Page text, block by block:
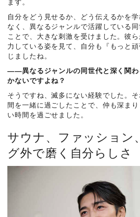
ます。
自分をどう見せるか、どう伝えるかを
なく、異なるジャンルで活躍している
ことで、大きな刺激を受けました。彼
力している姿を見て、自分も『もっと
じましたね。
――異なるジャンルの同世代と深く関わ
かないですよね？
そうですね、滅多にない経験でした。
間を一緒に過ごしたことで、仲も深ま
い時間を過ごせました。
サウナ、ファッション
グ外で磨く自分らしさ